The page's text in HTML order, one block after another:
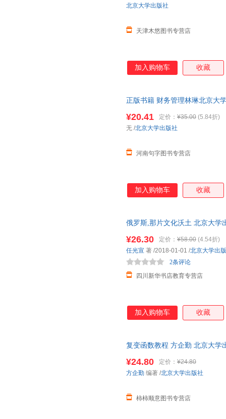
天津木悠图书专营店
北京大学出版社
加入购物车 收藏
正版书籍 财务管理林琳北京大
¥20.41 定价： ¥35.00 (5.84折)
河南句字图书专营店
无 /北京大学出版社
加入购物车 收藏
俄罗斯,那片文化沃土 北京大学
¥26.30 定价： ¥58.00 (4.54折)
四川新华书店教育专营店
2条评论
任光宣 著 /2018-01-01 /北京大学出
加入购物车 收藏
复变函数教程 方企勤 北京大学
¥24.80 定价： ¥24.80
柿柿顺意图书专营店
方企勤 编著 /北京大学出版社